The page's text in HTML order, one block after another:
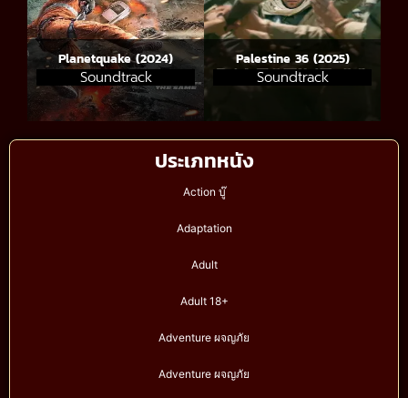
ประเภทหนัง
Action บู๊
Adaptation
Adult
Adult 18+
Adventure ผจญภัย
Adventure ผจญภัย
Planetquake (2024)
Soundtrack
Palestine 36 (2025)
Soundtrack